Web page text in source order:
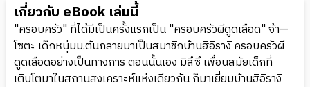
เกี่ยวกับ eBook เล่มนี้
"ครอบครัว" ที่ได้มีเป็นครั้งแรกเป็น "ครอบครัวผีดูดเลือด" จ้า—
โซตะ เด็กหนุ่มม.ต้นกลายมาเป็นสมาชิกบ้านฮิอิรางิ ครอบครัวผี
ดูดเลือดอย่างเป็นทางการ ตอนนั้นเอง มิสึซึ เพื่อนสมัยเด็กที่
เติบโตมาในสถานสงเคราะห์แห่งเดียวกัน ก็มาเยี่ยมบ้านฮิอิรางิ